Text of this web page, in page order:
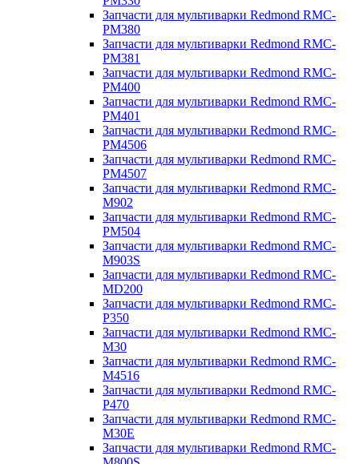
Запчасти для мультиварки Redmond RMC-
PM380
Запчасти для мультиварки Redmond RMC-
PM381
Запчасти для мультиварки Redmond RMC-
PM400
Запчасти для мультиварки Redmond RMC-
PM401
Запчасти для мультиварки Redmond RMC-
PM4506
Запчасти для мультиварки Redmond RMC-
PM4507
Запчасти для мультиварки Redmond RMC-
M902
Запчасти для мультиварки Redmond RMC-
PM504
Запчасти для мультиварки Redmond RMC-
M903S
Запчасти для мультиварки Redmond RMC-
MD200
Запчасти для мультиварки Redmond RMC-
P350
Запчасти для мультиварки Redmond RMC-
M30
Запчасти для мультиварки Redmond RMC-
M4516
Запчасти для мультиварки Redmond RMC-
P470
Запчасти для мультиварки Redmond RMC-
M30E
Запчасти для мультиварки Redmond RMC-